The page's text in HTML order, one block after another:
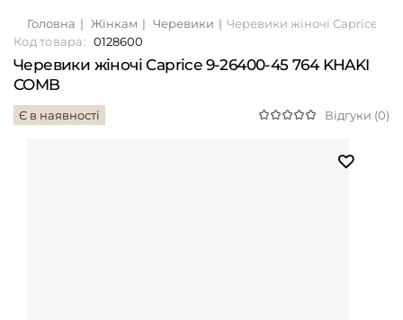
Головна Жінкам Черевики
Черевики жіночі Caprice 9-
Код товара: 0128600
Черевики жіночі Caprice 9-26400-45 764 KHAKI
COMB
Є в наявності Відгуки (0)